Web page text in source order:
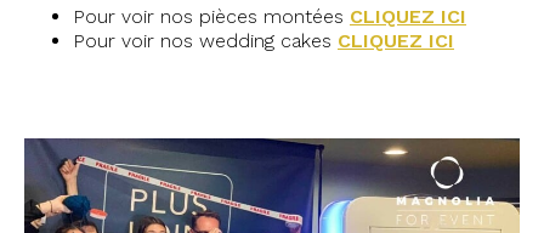
Pour voir nos pièces montées CLIQUEZ ICI
Pour voir nos wedding cakes CLIQUEZ ICI